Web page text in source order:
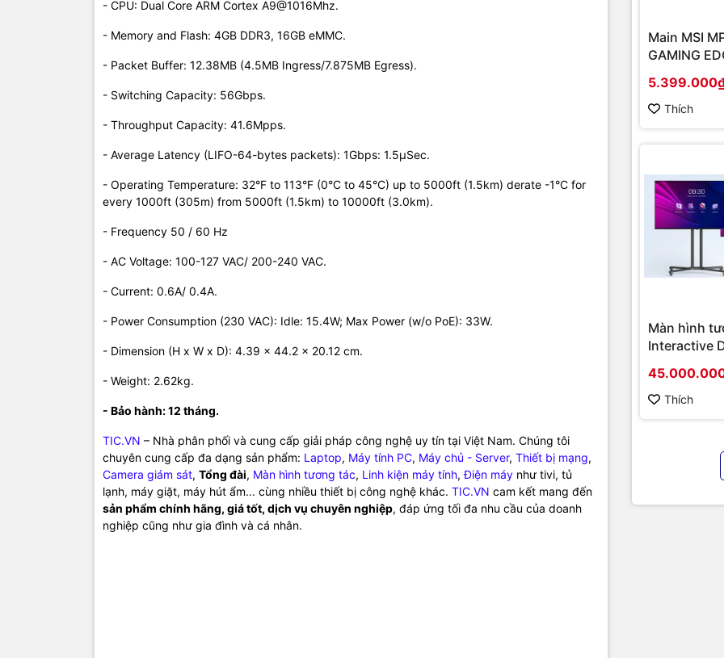
- CPU: Dual Core ARM Cortex A9@1016Mhz.
- Memory and Flash: 4GB DDR3, 16GB eMMC.
- Packet Buffer: 12.38MB (4.5MB Ingress/7.875MB Egress).
- Switching Capacity: 56Gbps.
- Throughput Capacity: 41.6Mpps.
- Average Latency (LIFO-64-bytes packets): 1Gbps: 1.5μSec.
- Operating Temperature: 32°F to 113°F (0°C to 45°C) up to 5000ft (1.5km) derate -1°C for
every 1000ft (305m) from 5000ft (1.5km) to 10000ft (3.0km).
- Frequency 50 / 60 Hz
- AC Voltage: 100-127 VAC/ 200-240 VAC.
- Current: 0.6A/ 0.4A.
- Power Consumption (230 VAC): Idle: 15.4W; Max Power (w/o PoE): 33W.
- Dimension (H x W x D): 4.39 x 44.2 x 20.12 cm.
- Weight: 2.62kg.
- Bảo hành: 12 tháng.
TIC.VN – Nhà phân phối và cung cấp giải pháp công nghệ uy tín tại Việt Nam. Chúng tôi
chuyên cung cấp đa dạng sản phẩm: Laptop, Máy tính PC, Máy chủ - Server, Thiết bị mạng,
Camera giám sát, Tổng đài, Màn hình tương tác, Linh kiện máy tính,Điện máy như tivi, tủ
lạnh, máy giặt, máy hút ẩm... cùng nhiều thiết bị công nghệ khác. TIC.VN cam kết mang đến
sản phẩm chính hãng, giá tốt, dịch vụ chuyên nghiệp, đáp ứng tối đa nhu cầu của doanh
nghiệp cũng như gia đình và cá nhân.
Main MSI
GAMING
Socket AM4/
onboard)
Thích
Màn hình
Interactive
D5B86RB/
hình cao
chính hãng
Thích